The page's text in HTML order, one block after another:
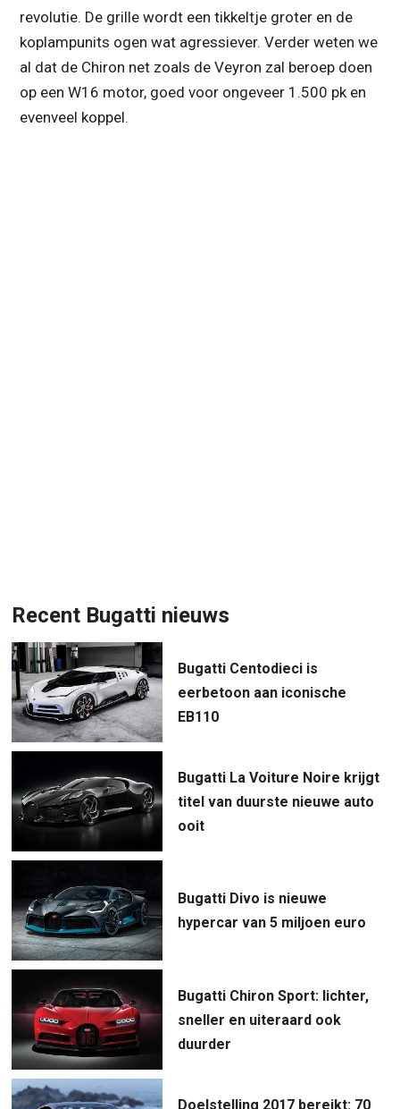
revolutie. De grille wordt een tikkeltje groter en de
koplampunits ogen wat agressiever. Verder weten we
al dat de Chiron net zoals de Veyron zal beroep doen
op een W16 motor, goed voor ongeveer 1.500 pk en
evenveel koppel.
Recent Bugatti nieuws
Bugatti Centodieci is
eerbetoon aan iconische
EB110
Bugatti La Voiture Noire krijgt
titel van duurste nieuwe auto
ooit
Bugatti Divo is nieuwe
hypercar van 5 miljoen euro
Bugatti Chiron Sport: lichter,
sneller en uiteraard ook
duurder
Doelstelling 2017 bereikt: 70